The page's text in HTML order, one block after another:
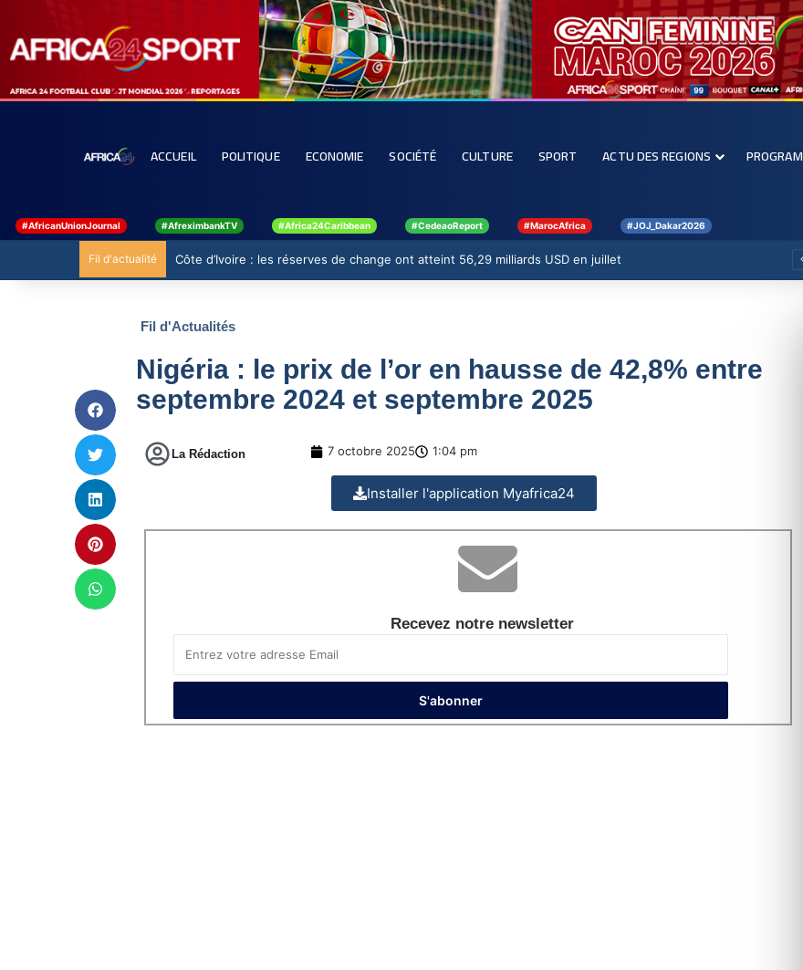
ACCUEIL POLITIQUE ECONOMIE SOCIÉTÉ CULTURE SPORT ACTU DES REGIONS
#AfricanUnionJournal #AfreximbankTV #Africa24Caribbean #CedeaoReport #MarocAfrica #JOJ_Dakar2026
Fil d'actualité Côte d’Ivoire : les réserves de change ont atteint 56,29 milliards USD en juillet
Fil d'Actualités
Nigéria : le prix de l’or en hausse de 42,8% entre
septembre 2024 et septembre 2025
La Rédaction 7 octobre 2025 1:04 pm
Installer l'application Myafrica24
Recevez notre newsletter